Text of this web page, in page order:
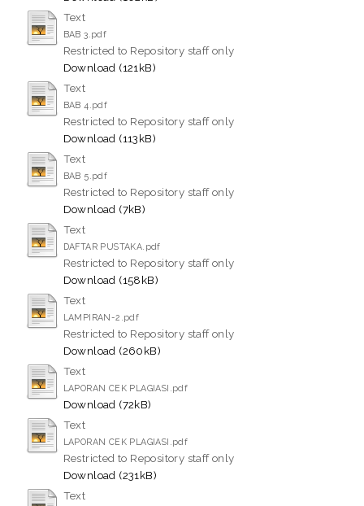
Text
BAB 3.pdf
Restricted to Repository staff only
Download (121kB)
Text
BAB 4.pdf
Restricted to Repository staff only
Download (113kB)
Text
BAB 5.pdf
Restricted to Repository staff only
Download (7kB)
Text
DAFTAR PUSTAKA.pdf
Restricted to Repository staff only
Download (158kB)
Text
LAMPIRAN-2.pdf
Restricted to Repository staff only
Download (260kB)
Text
LAPORAN CEK PLAGIASI.pdf
Download (72kB)
Text
LAPORAN CEK PLAGIASI.pdf
Restricted to Repository staff only
Download (231kB)
Text